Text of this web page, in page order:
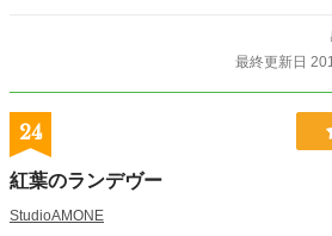
て、カズたちは奪った宇宙船
のメンバーは、月でじいさん
に巻き込まれたりする。 冥
メシアの中で、セバスチャン
リシア神話で、この冒険旅行
バスチャンに見込まれたカズ
最終更新日
24
紅葉のランデヴー
StudioAMONE